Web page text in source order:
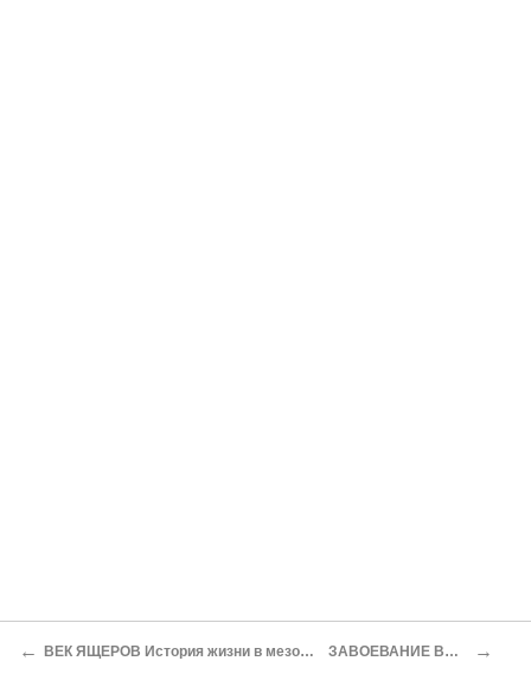
← ВЕК ЯЩЕРОВ История жизни в мезозойскую эру ЗАВОЕВАНИЕ ВОЗДУХА →